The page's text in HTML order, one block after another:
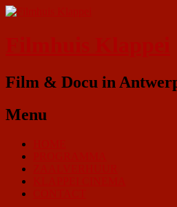
Film & Docu in
Menu